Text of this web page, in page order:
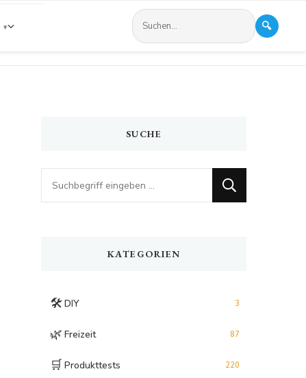
🔍
SUCHE
Looking
for
KATEGORIEN
🛠️ DIY 3
🌿 Freizeit 87
🛒 Produkttests 220